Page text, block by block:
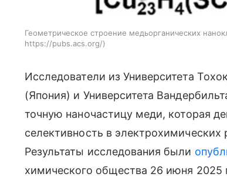
Геометрическое строение медьорганических
https://pubs.acs.org/
Исследователи из Университета
(Япония) и Университета
точную наночастицу меди, которая
селективность в электрохимических
Результаты исследования были
химического общества 26 июня 2025